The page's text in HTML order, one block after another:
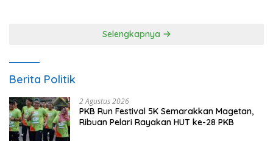
Selengkapnya
Berita Politik
2 Agustus 2026
PKB Run Festival 5K Semarakkan Magetan,
Ribuan Pelari Rayakan HUT ke-28 PKB